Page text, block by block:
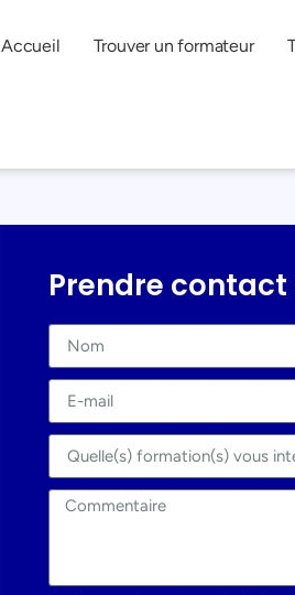
Accueil Trouver un formateur
Prendre